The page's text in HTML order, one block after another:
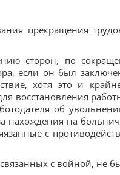
прекращения
сторон, по
если он был
хотя это и
восстановления
об
нахождения на
с
с войной, не